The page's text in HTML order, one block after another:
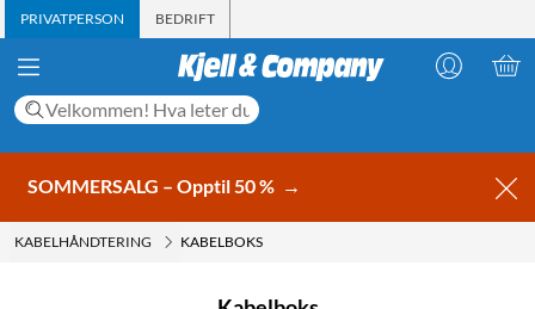
PRIVATPERSON BEDRIFT
SOMMERSALG – Opptil 50 % →
KABELHÅNDTERING KABELBOKS